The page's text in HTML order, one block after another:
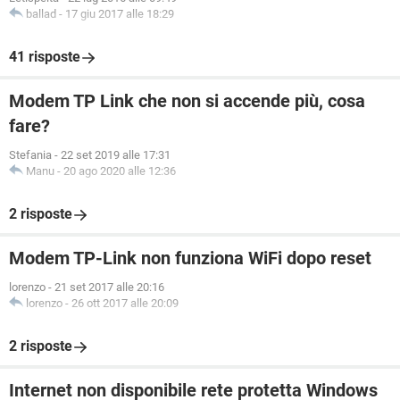
ballad - 17 giu 2017 alle 18:29
41 risposte
Modem TP Link che non si accende più, cosa
fare?
Stefania - 22 set 2019 alle 17:31
Manu - 20 ago 2020 alle 12:36
2 risposte
Modem TP-Link non funziona WiFi dopo reset
lorenzo - 21 set 2017 alle 20:16
lorenzo - 26 ott 2017 alle 20:09
2 risposte
Internet non disponibile rete protetta Windows